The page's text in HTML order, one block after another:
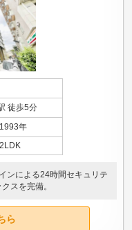
徒歩5分
1993年
2LDK
ンによる24時間セキュリテ
スを完備。
ら